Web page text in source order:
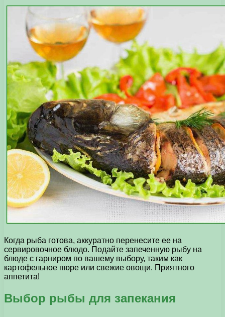
Когда рыба готова, аккуратно перенесите ее на
сервировочное блюдо. Подайте запеченную рыбу на
блюде с гарниром по вашему выбору, таким как
картофельное пюре или свежие овощи. Приятного
аппетита!
Выбор рыбы для запекания